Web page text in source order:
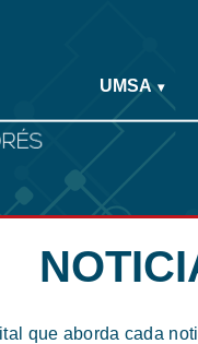
UMSA ▾
que aborda cada